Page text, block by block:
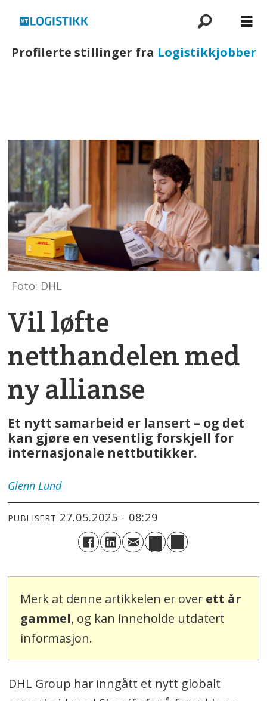
Profilerte stillinger fra Logistikkjobber
Foto: DHL
Vil løfte
netthandelen med
ny allianse
Et nytt samarbeid er lansert – og det
kan gjøre en vesentlig forskjell for
internasjonale nettbutikker.
Glenn Lund
PUBLISERT 27.05.2025 - 08:29
Merk at denne artikkelen er over ett år
gammel, og kan inneholde utdatert
informasjon.
DHL Group har inngått et nytt globalt